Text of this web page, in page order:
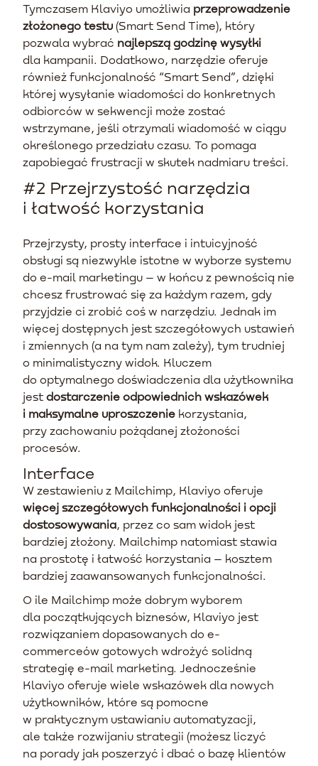
Tymczasem Klaviyo umożliwia przeprowadzenie
złożonego testu (Smart Send Time), który
pozwala wybrać najlepszą godzinę wysyłki
dla kampanii. Dodatkowo, narzędzie oferuje
również funkcjonalność “Smart Send”, dzięki
której wysyłanie wiadomości do konkretnych
odbiorców w sekwencji może zostać
wstrzymane, jeśli otrzymali wiadomość w ciągu
określonego przedziału czasu. To pomaga
zapobiegać frustracji w skutek nadmiaru treści.
#2 Przejrzystość narzędzia
i łatwość korzystania
Przejrzysty, prosty interface i intuicyjność
obsługi są niezwykle istotne w wyborze systemu
do e-mail marketingu – w końcu z pewnością nie
chcesz frustrować się za każdym razem, gdy
przyjdzie ci zrobić coś w narzędziu. Jednak im
więcej dostępnych jest szczegółowych ustawień
i zmiennych (a na tym nam zależy), tym trudniej
o minimalistyczny widok. Kluczem
do optymalnego doświadczenia dla użytkownika
jest dostarczenie odpowiednich wskazówek
i maksymalne uproszczenie korzystania,
przy zachowaniu pożądanej złożoności
procesów.
Interface
W zestawieniu z Mailchimp, Klaviyo oferuje
więcej szczegółowych funkcjonalności i opcji
dostosowywania, przez co sam widok jest
bardziej złożony. Mailchimp natomiast stawia
na prostotę i łatwość korzystania – kosztem
bardziej zaawansowanych funkcjonalności.
O ile Mailchimp może dobrym wyborem
dla początkujących biznesów, Klaviyo jest
rozwiązaniem dopasowanych do e-
commerceów gotowych wdrożyć solidną
strategię e-mail marketing. Jednocześnie
Klaviyo oferuje wiele wskazówek dla nowych
użytkowników, które są pomocne
w praktycznym ustawianiu automatyzacji,
ale także rozwijaniu strategii (możesz liczyć
na porady jak poszerzyć i dbać o bazę klientów